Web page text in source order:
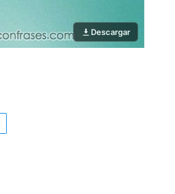
Descargar